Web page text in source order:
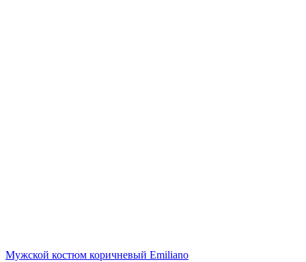
Мужской костюм коричневый Emiliano